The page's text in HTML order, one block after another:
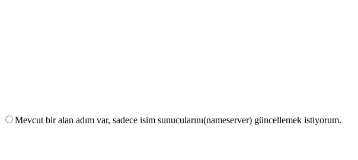
Mevcut bir alan adım var, sadece isim sunucularını(nameserver) güncellemek istiyorum.